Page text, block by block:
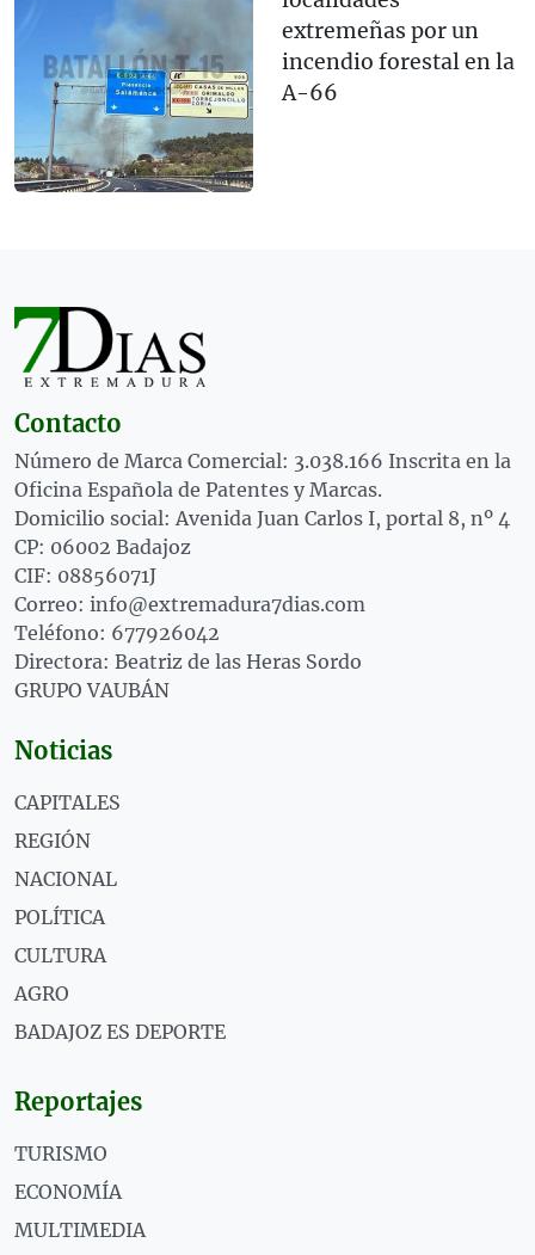
extremeñas por un
incendio forestal en la
A-66
Contacto
Número de Marca Comercial: 3.038.166 Inscrita en la
Oficina Española de Patentes y Marcas.
Domicilio social: Avenida Juan Carlos I, portal 8, nº 4
CP: 06002 Badajoz
CIF: 08856071J
Correo: info@extremadura7dias.com
Teléfono: 677926042
Directora: Beatriz de las Heras Sordo
GRUPO VAUBÁN
Noticias
CAPITALES
REGIÓN
NACIONAL
POLÍTICA
CULTURA
AGRO
BADAJOZ ES DEPORTE
Reportajes
TURISMO
ECONOMÍA
MULTIMEDIA